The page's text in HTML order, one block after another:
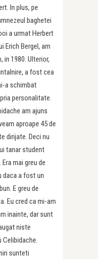
In plus, pe
baghetei
a urmat Herbert
Erich Bergel, am
in 1980. Ulterior,
a fost cea
a schimbat
personalitate.
am ajuns
aproape 45 de
dirijate. Deci nu
tanar student
mai greu de
daca a fost un
E greu de
Eu cred ca mi-am
inainte, dar sunt
niste
Celibidache.
sunteti